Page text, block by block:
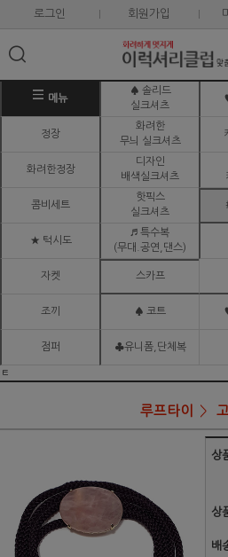
로그인 회원가입
메뉴
♠ 솔리드
실크셔츠
정장
화려한
무늬 실크셔츠
화려한정장
디자인
배색실크셔츠
콤비세트
핫픽스
실크셔츠
★ 턱시도
♬ 특수복
(무대.공연,댄스)
자켓 스카프
조끼 ♠ 코트
점퍼 ♣유니폼,단체복
ㅌ
루프타이
상
상
배